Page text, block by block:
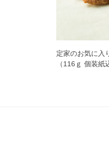
定家のお気に入
（116ｇ 個装